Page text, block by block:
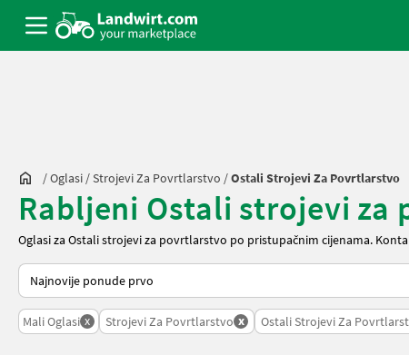
/Oglasi /Strojevi Za Povrtlarstvo /Ostali Strojevi Za Povrtlarstvo
Rabljeni Ostali strojevi
Oglasi za Ostali strojevi za povrtlarstvo po pristupačnim cijenama.
Tako se sortira na Landwirt.com
Mali Oglasi x Strojevi Za Povrtlarstvo x Ostali Strojevi Za